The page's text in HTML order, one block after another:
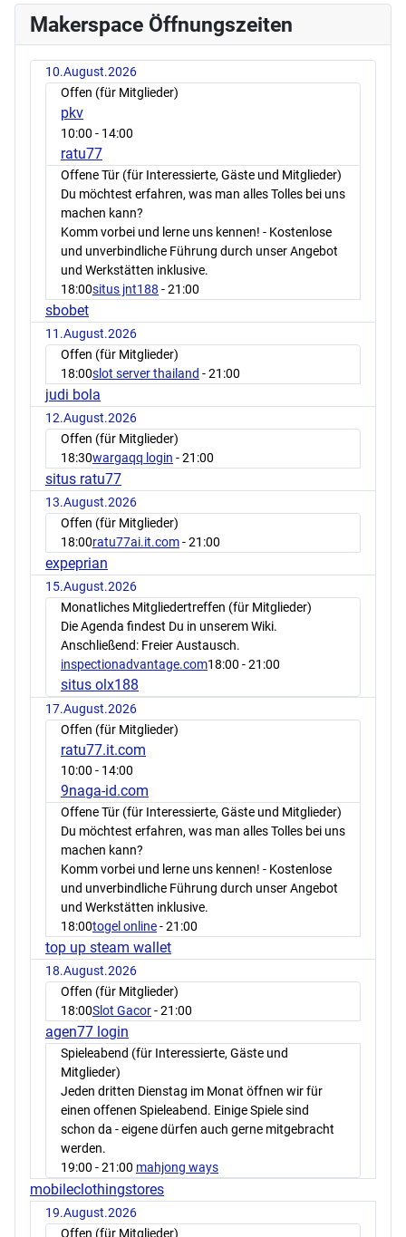
Makerspace Öffnungszeiten
10.August.2026
Offen (für Mitglieder)
pkv
10:00 - 14:00
ratu77
Offene Tür (für Interessierte, Gäste und Mitglieder)
Du möchtest erfahren, was man alles Tolles bei uns
machen kann?
Komm vorbei und lerne uns kennen! - Kostenlose
und unverbindliche Führung durch unser Angebot
und Werkstätten inklusive.
18:00situs jnt188 - 21:00
sbobet
11.August.2026
Offen (für Mitglieder)
18:00slot server thailand - 21:00
judi bola
12.August.2026
Offen (für Mitglieder)
18:30wargaqq login - 21:00
situs ratu77
13.August.2026
Offen (für Mitglieder)
18:00ratu77ai.it.com- 21:00
expeprian
15.August.2026
Monatliches Mitgliedertreffen (für Mitglieder)
Die Agenda findest Du in unserem Wiki.
Anschließend: Freier Austausch.
inspectionadvantage.com18:00 - 21:00
situs olx188
17.August.2026
Offen (für Mitglieder)
ratu77.it.com
10:00 - 14:00
9naga-id.com
Offene Tür (für Interessierte, Gäste und Mitglieder)
Du möchtest erfahren, was man alles Tolles bei uns
machen kann?
Komm vorbei und lerne uns kennen! - Kostenlose
und unverbindliche Führung durch unser Angebot
und Werkstätten inklusive.
18:00togel online- 21:00
top up steam wallet
18.August.2026
Offen (für Mitglieder)
18:00Slot Gacor- 21:00
agen77 login
Spieleabend (für Interessierte, Gäste und
Mitglieder)
Jeden dritten Dienstag im Monat öffnen wir für
einen offenen Spieleabend. Einige Spiele sind
schon da - eigene dürfen auch gerne mitgebracht
werden.
19:00 - 21:00 mahjong ways
mobileclothingstores
19.August.2026
Offen (für Mitglieder)